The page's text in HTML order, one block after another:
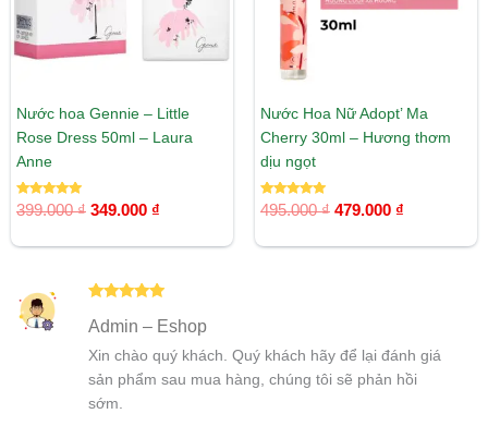
Nước hoa Gennie – Little
Rose Dress 50ml – Laura
Anne
Được xếp
hạng
399.000₫ 349.000 ₫
Nước Hoa Nữ Adopt’ Ma
Cherry 30ml – Hương thơm
dịu ngọt
Được xếp
hạng
495.000₫ 479.000 ₫
hạng55
Admin – Eshop
Xin chào quý khách. Quý khách hãy để lại đánh giá
sản phẩm sau mua hàng, chúng tôi sẽ phản hồi
sớm.